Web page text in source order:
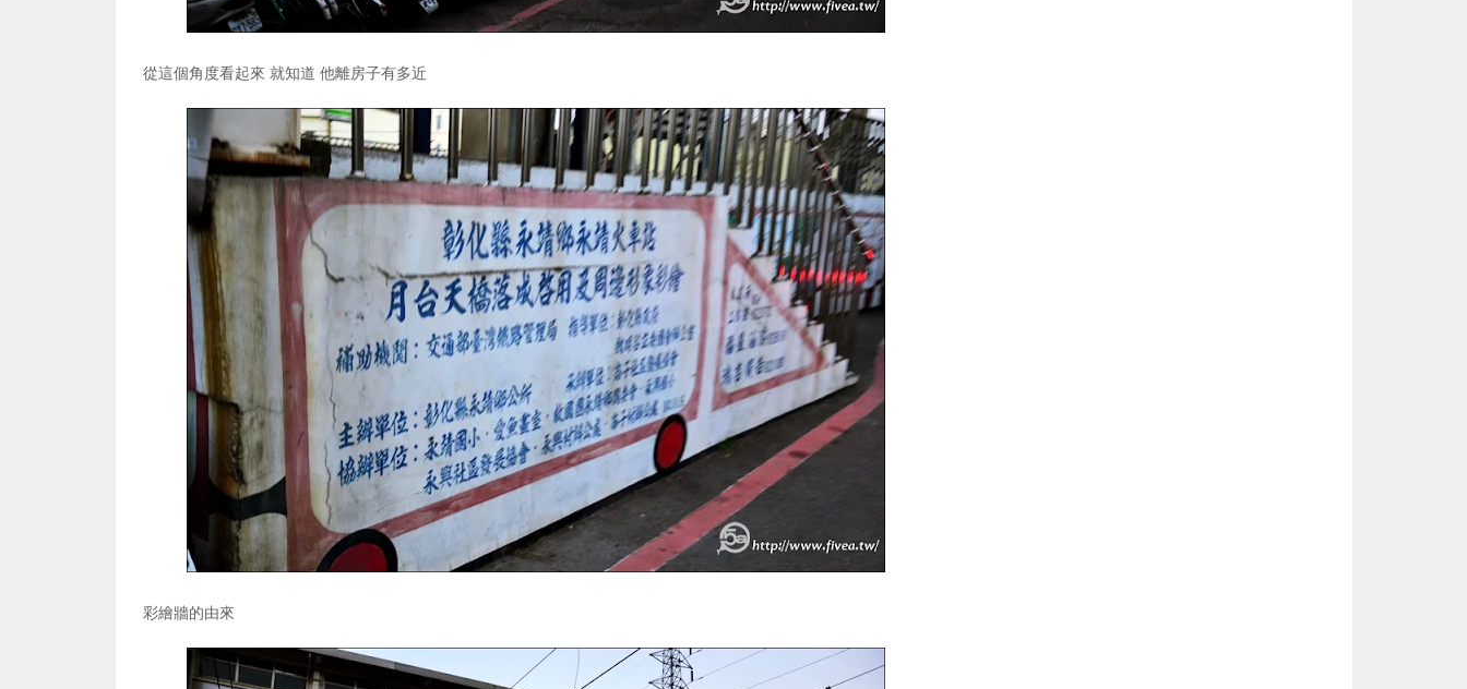
從這個角度看起來 就知道 他離房子有多近
彩繪牆的由來